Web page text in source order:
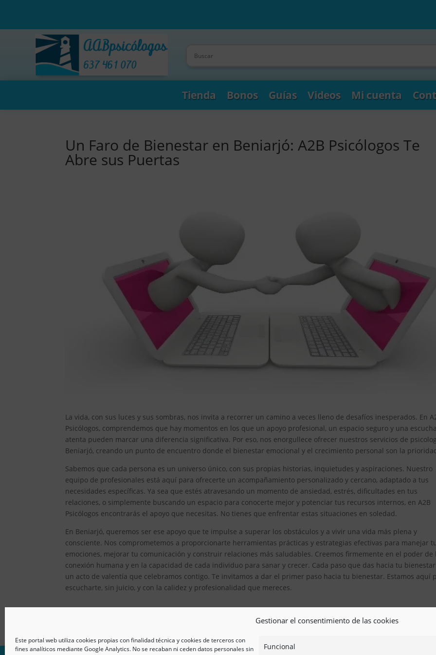
Gestionar el consentimiento de las cookies
Este portal web utiliza cookies propias con finalidad técnica y cookies de terceros con
fines analíticos mediante Google Analytics. No se recaban ni ceden datos personales sin
Funcional
Tienda Bonos Guías Videos Mi cuenta
Un Faro de Bienestar en Beniarjó: A2B Psicólogos Te
Abre sus Puertas
La vida, con sus luces y sus sombras, nos invita a recorrer un camino a veces lleno de desafíos inesperados. En
Psicólogos, comprendemos que hay momentos en los que un apoyo profesional, un espacio seguro y una
atenta pueden marcar una diferencia significativa. Por eso, nos enorgullece ofrecer nuestros servicios de
Beniarjó, creando un punto de encuentro donde el bienestar emocional y el crecimiento personal son la
Sabemos que cada persona es un universo único, con sus propias historias, inquietudes y aspiraciones. Nuestro
equipo de profesionales está aquí para ofrecerte un acompañamiento personalizado y cercano, adaptado a tus
necesidades específicas. Ya sea que estés atravesando un momento de ansiedad, estrés, dificultades en tus
relaciones, o simplemente buscando un espacio para conocerte mejor y potenciar tus recursos internos, en A2B
Psicólogos encontrarás el apoyo que necesitas. No tienes que enfrentar estas situaciones en soledad.
En Beniarjó, queremos ser ese apoyo que te impulse a superar los obstáculos y a vivir una vida más plena y
consciente. Nos comprometemos a proporcionarte herramientas prácticas y estrategias efectivas para manejar
emociones, mejorar tu comunicación y construir relaciones más saludables. Creemos firmemente en el poder de
conexión humana y en la capacidad de cada individuo para sanar y crecer. Cada paso que das hacia tu
un acto de valentía que celebramos contigo. Te invitamos a dar el primer paso hacia tu bienestar. Estamos aquí
escucharte, sin juicio, y con la calidez y profesionalidad que mereces.